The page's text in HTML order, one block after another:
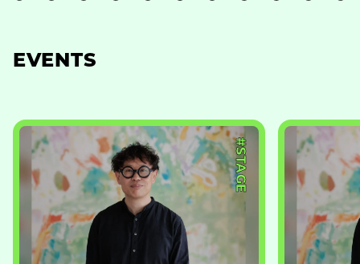
EVENTS
#STAGE